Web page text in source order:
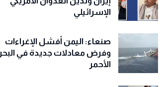
الإسرائيلي
صنعاء: اليمن أفشل الإغراءات
وفرض معادلات جديدة في البحر
الأحمر